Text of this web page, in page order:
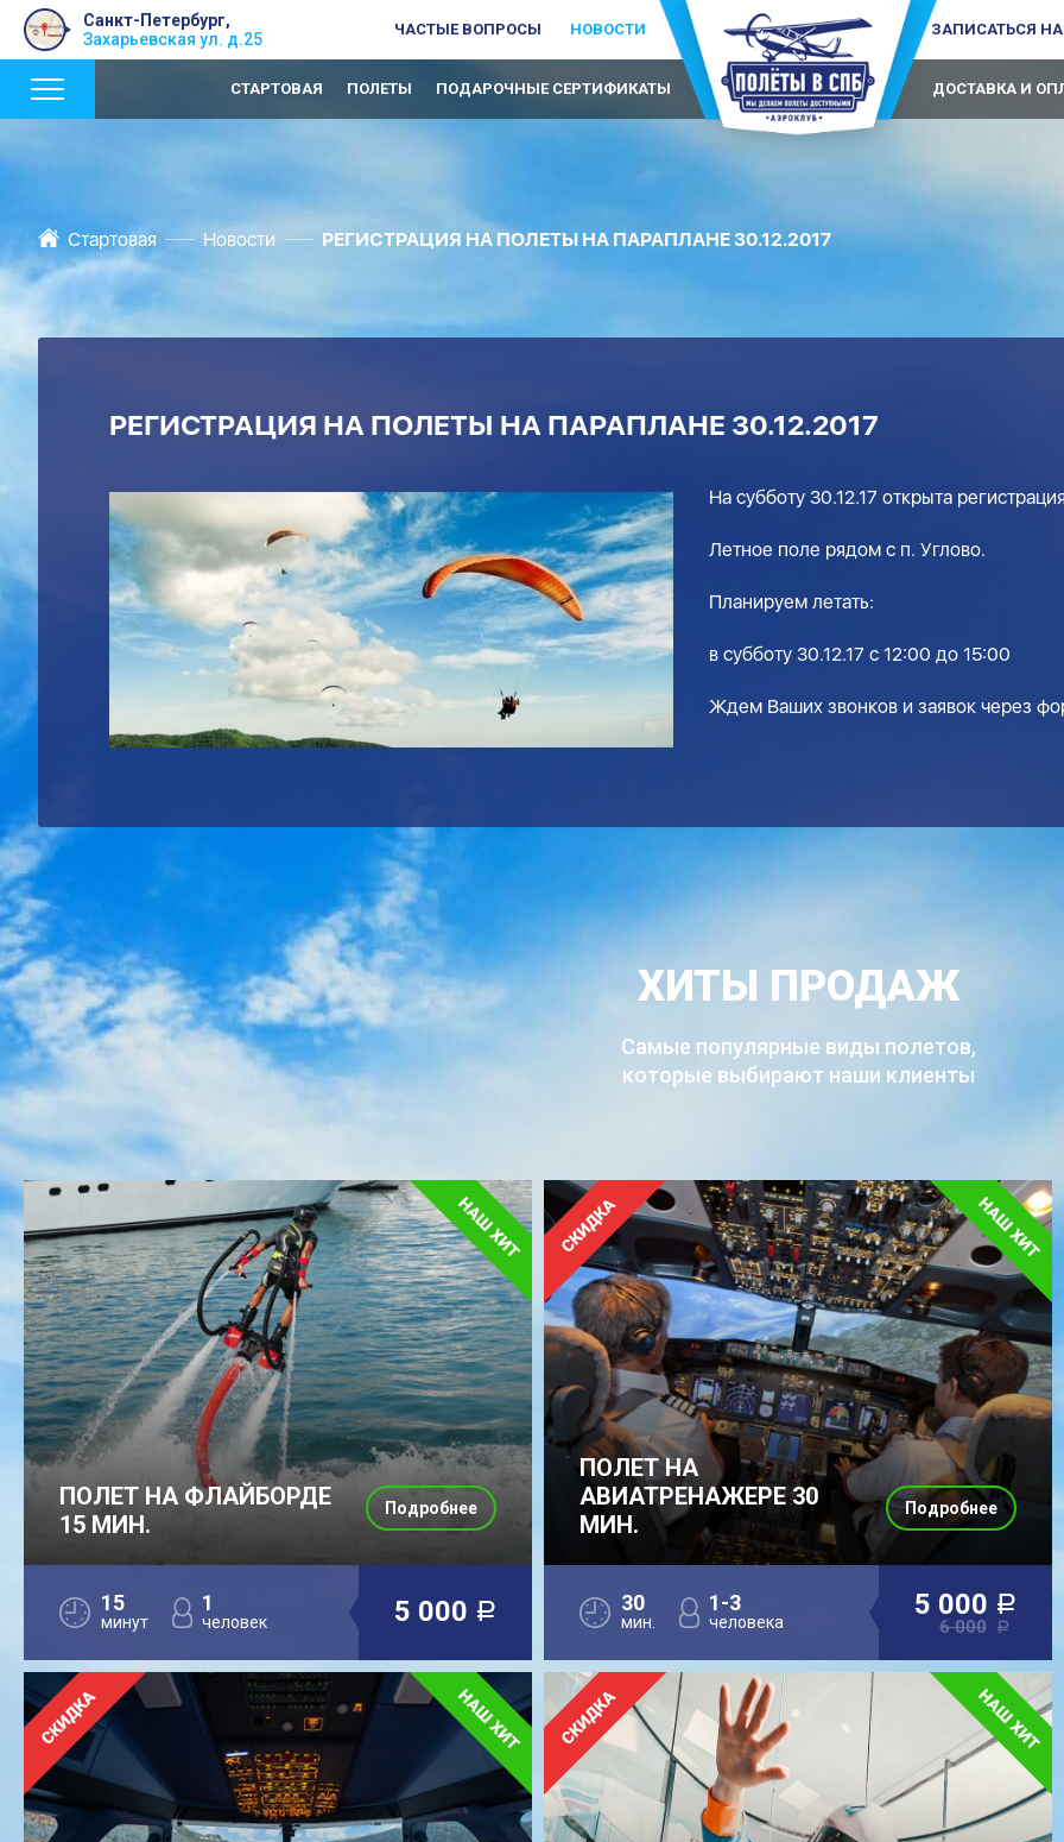
Санкт-Петербург,
Захарьевская ул. д.25
ЧАСТЫЕ ВОПРОСЫ НОВОСТИ ЗАПИСАТЬСЯ
СТАРТОВАЯ ПОЛЕТЫ ПОДАРОЧНЫЕ СЕРТИФИКАТЫ ДОСТАВКА И
Стартовая Новости РЕГИСТРАЦИЯ НА ПОЛЕТЫ НА ПАРАПЛАНЕ 30.12.2017
РЕГИСТРАЦИЯ НА ПОЛЕТЫ НА ПАРАПЛАНЕ 30.12.2017
На субботу 30.12.17 открыта
Летное поле рядом с п. Углово.
Планируем летать:
в субботу 30.12.17 с 12:00 до 15:00
Ждем Ваших звонков и заявок через
ХИТЫ ПРОДАЖ
Самые популярные виды полетов,
которые выбирают наши клиенты
ПОЛЕТ НА ФЛАЙБОРДЕ
15 МИН.
15
минут
1
человек 5 000 a
Подробнее
ПОЛЕТ НА
АВИАТРЕНАЖЕРЕ 30
МИН.
30
мин.
1-3
человека
5 000 a
6 000 a
Подробнее